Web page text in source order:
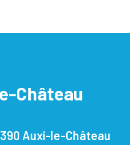
Château
Auxi-le-Château